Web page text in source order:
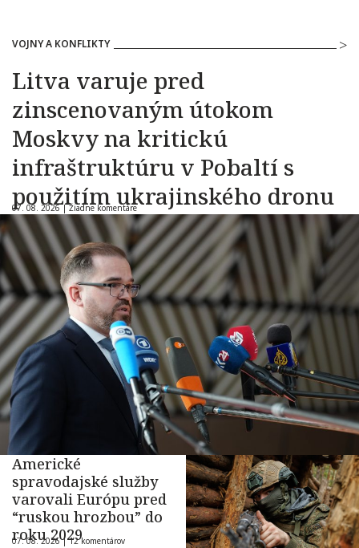
VOJNY A KONFLIKTY
Litva varuje pred
zinscenovaným útokom
Moskvy na kritickú
infraštruktúru v Pobaltí s
použitím ukrajinského dronu
07. 08. 2026 |Žiadne komentáre
Americké
spravodajské služby
varovali Európu pred
“ruskou hrozbou” do
roku 2029
07. 08. 2026 |12 komentárov